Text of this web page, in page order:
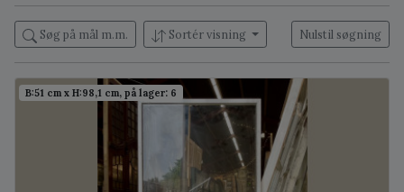
Søg på mål m.m. Sortér visning Nulstil søgning
B:51 cm x H:98,1 cm, på lager: 6